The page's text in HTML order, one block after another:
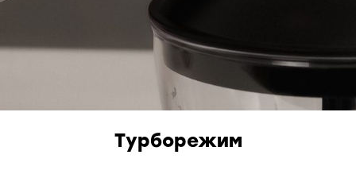
Турборежим